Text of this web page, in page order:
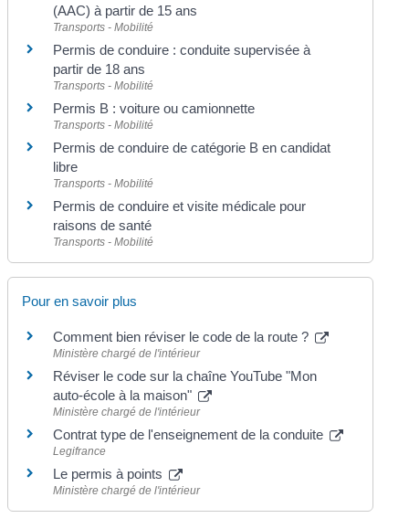
(AAC) à partir de 15 ans
Transports - Mobilité
Permis de conduire : conduite supervisée à
partir de 18 ans
Transports - Mobilité
Permis B : voiture ou camionnette
Transports - Mobilité
Permis de conduire de catégorie B en candidat
libre
Transports - Mobilité
Permis de conduire et visite médicale pour
raisons de santé
Transports - Mobilité
Pour en savoir plus
Comment bien réviser le code de la route ?
Ministère chargé de l'intérieur
Réviser le code sur la chaîne YouTube "Mon
auto-école à la maison"
Ministère chargé de l'intérieur
Contrat type de l'enseignement de la conduite
Legifrance
Le permis à points
Ministère chargé de l'intérieur